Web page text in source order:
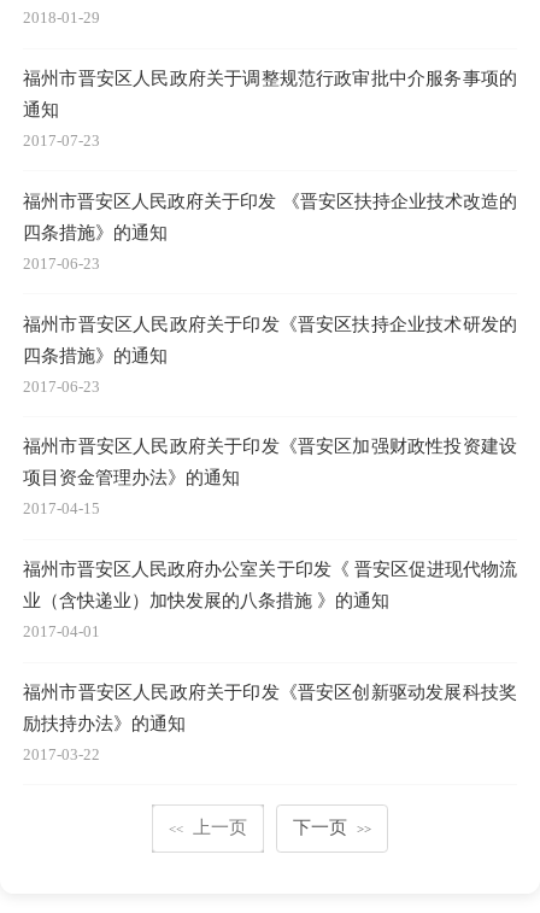
2018-01-29
福州市晋安区人民政府关于调整规范行政审批中介服务事项的
通知
2017-07-23
福州市晋安区人民政府关于印发 《晋安区扶持企业技术改造的
四条措施》的通知
2017-06-23
福州市晋安区人民政府关于印发《晋安区扶持企业技术研发的
四条措施》的通知
2017-06-23
福州市晋安区人民政府关于印发《晋安区加强财政性投资建设
项目资金管理办法》的通知
2017-04-15
福州市晋安区人民政府办公室关于印发《 晋安区促进现代物流
业（含快递业）加快发展的八条措施 》的通知
2017-04-01
福州市晋安区人民政府关于印发《晋安区创新驱动发展科技奖
励扶持办法》的通知
2017-03-22
<< 上一页 下一页 >>